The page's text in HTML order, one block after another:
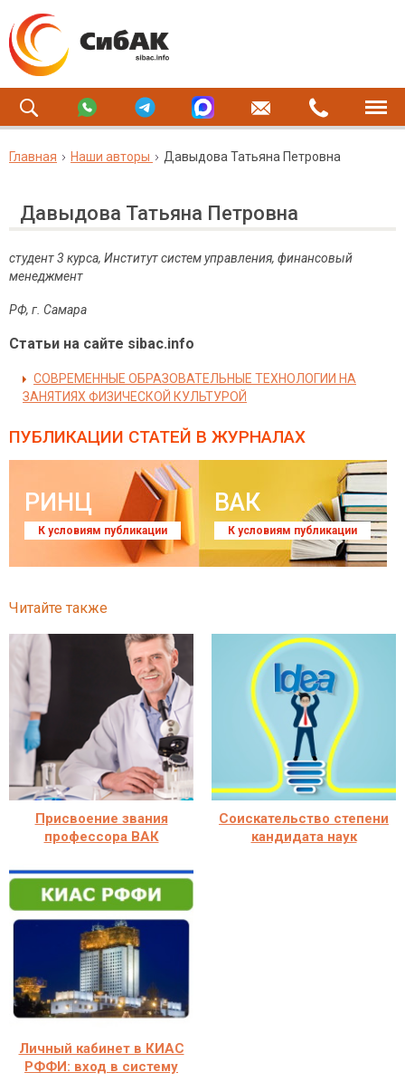
Главная Наши авторы Давыдова Татьяна Петровна
Давыдова Татьяна Петровна
студент 3 курса, Институт систем управления, финансовый
менеджмент
РФ, г. Самара
Статьи на сайте sibac.info
СОВРЕМЕННЫЕ ОБРАЗОВАТЕЛЬНЫЕ ТЕХНОЛОГИИ НА
ЗАНЯТИЯХ ФИЗИЧЕСКОЙ КУЛЬТУРОЙ
ПУБЛИКАЦИИ СТАТЕЙ В ЖУРНАЛАХ
РИНЦ
К условиям публикации
ВАК
К условиям публикации
Читайте также
Присвоение звания
профессора ВАК
Соискательство степени
кандидата наук
Личный кабинет в КИАС
РФФИ: вход в систему